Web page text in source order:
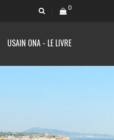
USAIN ONA - LE LIVRE
0